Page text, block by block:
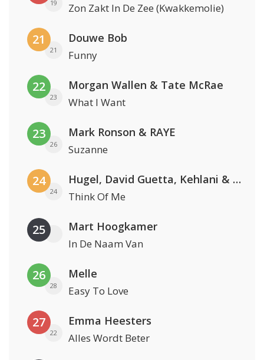
19 Zon Zakt In De Zee (Kwakkemolie)
21
21
Douwe Bob
Funny
22
23
Morgan Wallen & Tate McRae
What I Want
23
26
Mark Ronson & RAYE
Suzanne
24
24
Hugel, David Guetta, Kehlani & Daecolm
Think Of Me
25 Mart Hoogkamer
In De Naam Van
26
28
Melle
Easy To Love
27
22
Emma Heesters
Alles Wordt Beter